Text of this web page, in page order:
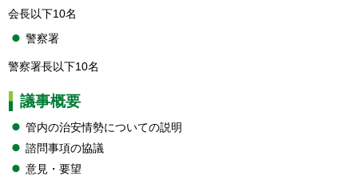
会長以下10名
警察署
警察署長以下10名
議事概要
管内の治安情勢についての説明
諮問事項の協議
意見・要望